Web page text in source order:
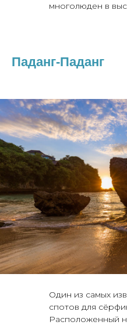
многолюден в
Паданг-Паданг
Один из самых
спотов для
Расположенный